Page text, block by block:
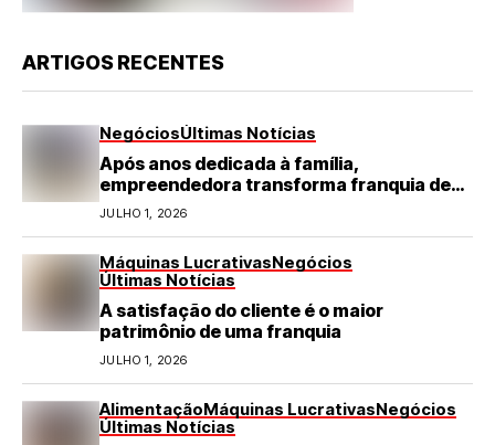
ARTIGOS RECENTES
NegóciosÚltimas Notícias
Após anos dedicada à família,
empreendedora transforma franquia de
turismo em negócio de destaque no RN
JULHO 1, 2026
Máquinas LucrativasNegócios
Últimas Notícias
A satisfação do cliente é o maior
patrimônio de uma franquia
JULHO 1, 2026
AlimentaçãoMáquinas LucrativasNegócios
Últimas Notícias